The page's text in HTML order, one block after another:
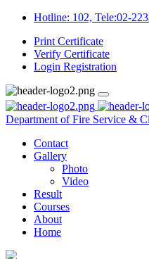
Hotline: 102, Tele:02-
Print Certificate
Verify Certificate
Login Registration
Department of Fire Service &
Contact
Gallery
Photo
Video
Result
Courses
About
Home